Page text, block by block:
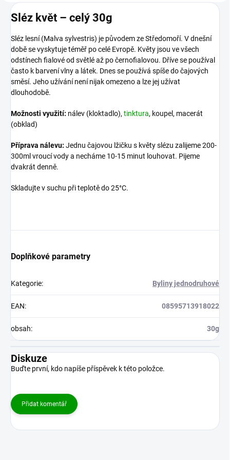
Sléz květ – celý 30g
Sléz lesní (Malva sylvestris) je původem ze Středomoří. V dnešní
době se vyskytuje téměř po celé Evropě. Květy jsou ve všech
odstínech fialové od světlé až po černofialovou. Dříve se používal
často k barvení vlny a látek. Dnes se používá spíše do čajových
směsí. Jeho užívání není nijak omezeno a lze jej užívat
dlouhodobě.
Možnosti využití: nálev (kloktadlo), tinktura, koupel, macerát
(obklad)
Příprava nálevu: Jednu čajovou lžičku s květy slézu zalijeme 200-
300ml vroucí vody a necháme 10-15 minut louhovat. Pijeme
dvakrát denně.
Skladujte v suchu při teplotě do 25°C.
Doplňkové parametry
Kategorie: Byliny jednodruhové
EAN: 08595713918022
obsah: 30g
Diskuze
Buďte první, kdo napíše příspěvek k této položce.
Přidat komentář